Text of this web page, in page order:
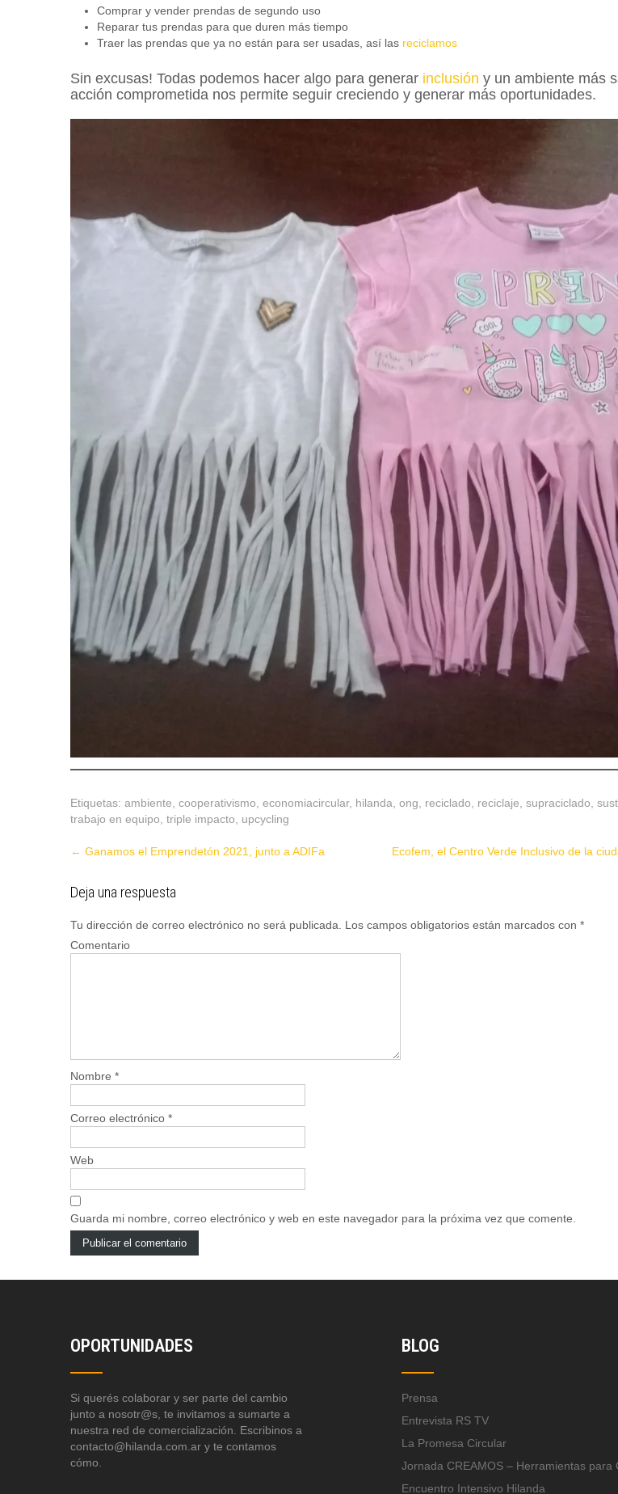
Comprar y vender prendas de segundo uso
Reparar tus prendas para que duren más tiempo
Traer las prendas que ya no están para ser usadas, así las reciclamos
Sin excusas! Todas podemos hacer algo para generar inclusión y un ambiente más
acción comprometida nos permite seguir creciendo y generar más oportunidades.
Etiquetas: ambiente cooperativismo economiacircular, hilanda ong reciclado reciclaje supraciclado
trabajo en equipo triple impacto upcycling
Post
← Ganamos el Emprendetón 2021, junto a ADIFa Ecofem, el Centro Verde Inclusivo de la
Deja una respuesta
Tu dirección de correo electrónico no será publicada. Los campos obligatorios están marcados con *
Comentario
Nombre *
Correo electrónico *
Web
Guarda mi nombre, correo electrónico y web en este navegador para la próxima vez que comente.
OPORTUNIDADES
Si querés colaborar y ser parte del cambio
junto a nosotr@s, te invitamos a sumarte a
nuestra red de comercialización. Escribinos a
contacto@hilanda.com.ar y te contamos
cómo.
BLOG
Prensa
Entrevista RS TV
La Promesa Circular
Jornada CREAMOS – Herramientas para
Encuentro Intensivo Hilanda